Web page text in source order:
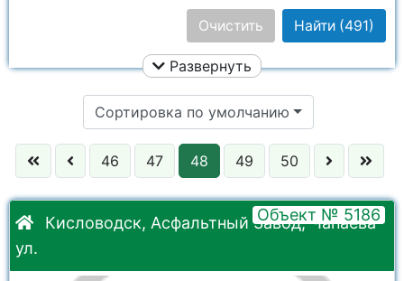
Улица: Ничего не выбрано
Район: Ничего не выбрано
Город: Ничего не выбрано
Найти (491)
Очистить
Развернуть
Сортировка по умолчанию
46 47 48 49 50
Кисловодск, Асфальтный Завод, Чапаева
ул.
Объект № 5186